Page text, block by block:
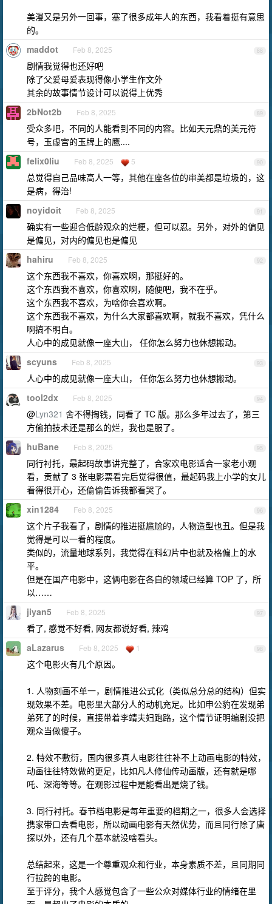
美漫又是另外一回事，塞了很多成年人的东西，我看着挺有意思
的。
88
maddot Feb 8, 2025
剧情我觉得也还好吧
除了父爱母爱表现得像小学生作文外
其余的故事情节设计可以说得上优秀
89
2bNot2b Feb 8, 2025
受众多吧，不同的人能看到不同的内容。比如天元鼎的美元符
号，玉虚宫的玉牌上的鹰....
90
felix0liu Feb 8, 2025 5
总觉得自己品味高人一等，其他在座各位的审美都是垃圾的，这
是病，得治!
91
noyidoit Feb 8, 2025
确实有一些迎合低龄观众的烂梗，但可以忍。另外，对外的偏见
是偏见，对内的偏见也是偏见
92
hahiru Feb 8, 2025
这个东西我不喜欢，你喜欢啊，那挺好的。
这个东西我不喜欢，你喜欢啊，随便吧，我不在乎。
这个东西我不喜欢，为啥你会喜欢啊。
这个东西我不喜欢，为什么大家都喜欢啊，就我不喜欢，凭什么
啊搞不明白。
人心中的成见就像一座大山， 任你怎么努力也休想搬动。
93
scyuns Feb 8, 2025
人心中的成见就像一座大山， 任你怎么努力也休想搬动。
94
tool2dx Feb 8, 2025
@Lyn321 舍不得掏钱，同看了 TC 版。那么多年过去了，第三
方偷拍技术还是那么的烂，我也是服了。
95
huBane Feb 8, 2025
同行衬托，最起码故事讲完整了，合家欢电影适合一家老小观
看，贡献了 3 张电影票看完后觉得很值，最起码我上小学的女儿
看得很开心，还偷偷告诉我都看哭了。
96
xin1284 Feb 8, 2025
这个片子我看了，剧情的推进挺尴尬的，人物造型也丑。但是我
觉得是可以一看的程度。
类似的，流量地球系列，我觉得在科幻片中也就及格偏上的水
平。
但是在国产电影中，这俩电影在各自的领域已经算 TOP 了，所
以……
97
jiyan5 Feb 8, 2025
看了, 感觉不好看, 网友都说好看, 辣鸡
98
aLazarus Feb 8, 2025 1
这个电影火有几个原因。
1. 人物刻画不单一，剧情推进公式化（类似总分总的结构）但实
现效果不差。电影里大部分人的动机充足。比如申公豹在发现弟
弟死了的时候，直接带着李靖夫妇跑路，这个情节证明编剧没把
观众当做傻子。
2. 特效不敷衍，国内很多真人电影往往补不上动画电影的特效，
动画往往特效做的更足，比如凡人修仙传动画版，还有就是哪
吒、深海等等。在观影过程中是能看出是烧了钱。
3. 同行衬托。春节档电影是每年重要的档期之一，很多人会选择
携家带口去看电影，所以动画电影有天然优势，而且同行除了唐
探以外，还有几个基本就没啥看头。
总结起来，这是一个尊重观众和行业，本身素质不差，且同期同
行拉跨的电影。
至于评分，我个人感觉包含了一些公众对媒体行业的情绪在里